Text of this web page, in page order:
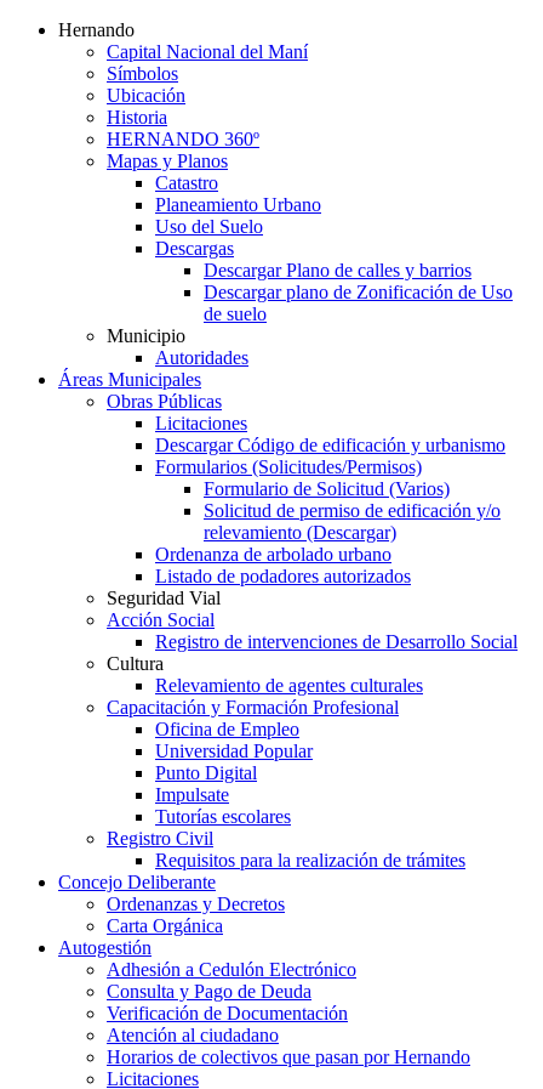
Hernando
Capital Nacional del Maní
Símbolos
Ubicación
Historia
HERNANDO 360º
Mapas y Planos
Catastro
Planeamiento Urbano
Uso del Suelo
Descargas
Descargar Plano de calles y barrios
Descargar plano de Zonificación de Uso
de suelo
Municipio
Autoridades
Áreas Municipales
Obras Públicas
Licitaciones
Descargar Código de edificación y urbanismo
Formularios (Solicitudes/Permisos)
Formulario de Solicitud (Varios)
Solicitud de permiso de edificación y/o
relevamiento (Descargar)
Ordenanza de arbolado urbano
Listado de podadores autorizados
Seguridad Vial
Acción Social
Registro de intervenciones de Desarrollo Social
Cultura
Relevamiento de agentes culturales
Capacitación y Formación Profesional
Oficina de Empleo
Universidad Popular
Punto Digital
Impulsate
Tutorías escolares
Registro Civil
Requisitos para la realización de trámites
Concejo Deliberante
Ordenanzas y Decretos
Carta Orgánica
Autogestión
Adhesión a Cedulón Electrónico
Consulta y Pago de Deuda
Verificación de Documentación
Atención al ciudadano
Horarios de colectivos que pasan por Hernando
Licitaciones